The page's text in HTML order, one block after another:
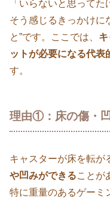
「いらないと思って
そう感じるきっかけに
と”です。ここでは、
ットが必要になる代表
す。
理由①：床の傷・
キャスターが床を転が
や凹みができることが
特に重量のあるゲーミ